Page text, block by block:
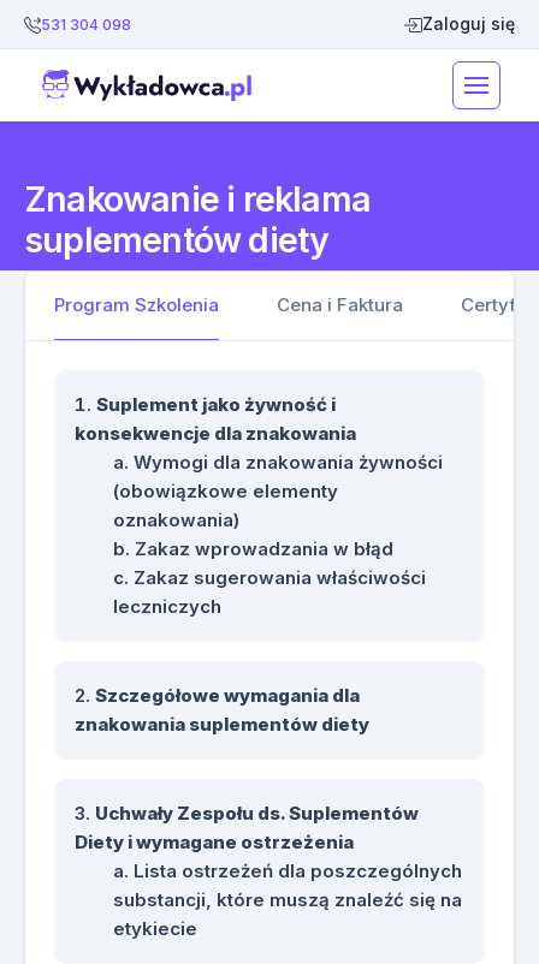
531 304 098 Zaloguj się
Znakowanie i reklama
suplementów diety
Program Szkolenia Cena i Faktura
Suplement jako żywność i
konsekwencje dla znakowania
Wymogi dla znakowania żywności
(obowiązkowe elementy
oznakowania)
Zakaz wprowadzania w błąd
Zakaz sugerowania właściwości
leczniczych
Szczegółowe wymagania dla
znakowania suplementów diety
Uchwały Zespołu ds. Suplementów
Diety i wymagane ostrzeżenia
Lista ostrzeżeń dla poszczególnych
substancji, które muszą znaleźć się na
etykiecie